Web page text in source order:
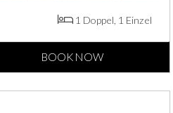
1 Doppel, 1 Einzel
BOOK NOW